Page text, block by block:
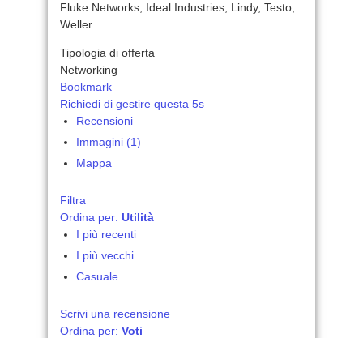
Fluke Networks, Ideal Industries, Lindy, Testo,
Weller
Tipologia di offerta
Networking
Bookmark
Richiedi di gestire questa 5s
Recensioni
Immagini (1)
Mappa
Filtra
Ordina per: Utilità
I più recenti
I più vecchi
Casuale
Scrivi una recensione
Ordina per: Voti